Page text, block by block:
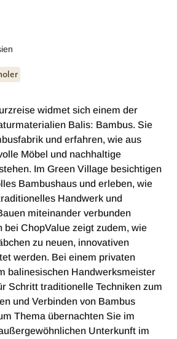
widmet sich einem der
Balis: Bambus. Sie
und erfahren, wie aus
Möbel und nachhaltige
Im Green Village besichtigen
Bambushaus und erleben, wie
Handwerk und
miteinander verbunden
bei ChopValue zeigt zudem, wie
zu neuen, innovativen
werden. Bei einem privaten
balinesischen Handwerksmeister
Schritt traditionelle Techniken zum
und Verbinden von Bambus
Thema übernachten Sie im
Unterkunft im